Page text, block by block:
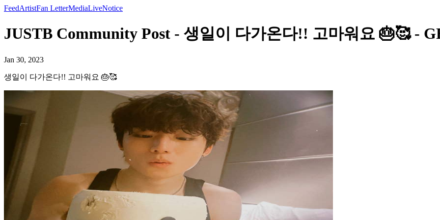
FeedArtistFan LetterMediaLiveNotice
JUSTB Community Post - 생일이 다가온다!! 고마워요 🎂🥰 -
Jan 30, 2023
생일이 다가온다!! 고마워요 🎂🥰